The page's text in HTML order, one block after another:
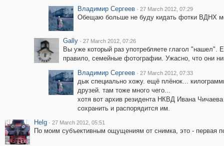
Владимир Сергеев · 27 March 2012, 07:29
Обещаю больше не буду кидать фотки ВДНХ
Gally · 27 March 2012, 07:26
Вы уже который раз употребляете глагол "нашел".
правило, семейные фотографии. Ужасно, что они
Владимир Сергеев · 27 March 2012, 07:33
дык специально хожу. ещё плёнок...
друзей. там тоже много чего...
хотя вот архив резидента НКВД Ивана
сохранить и распорядится им.
Helg · 27 March 2012, 05:51
По моим субъективным ощущениям от снимка, это - первая